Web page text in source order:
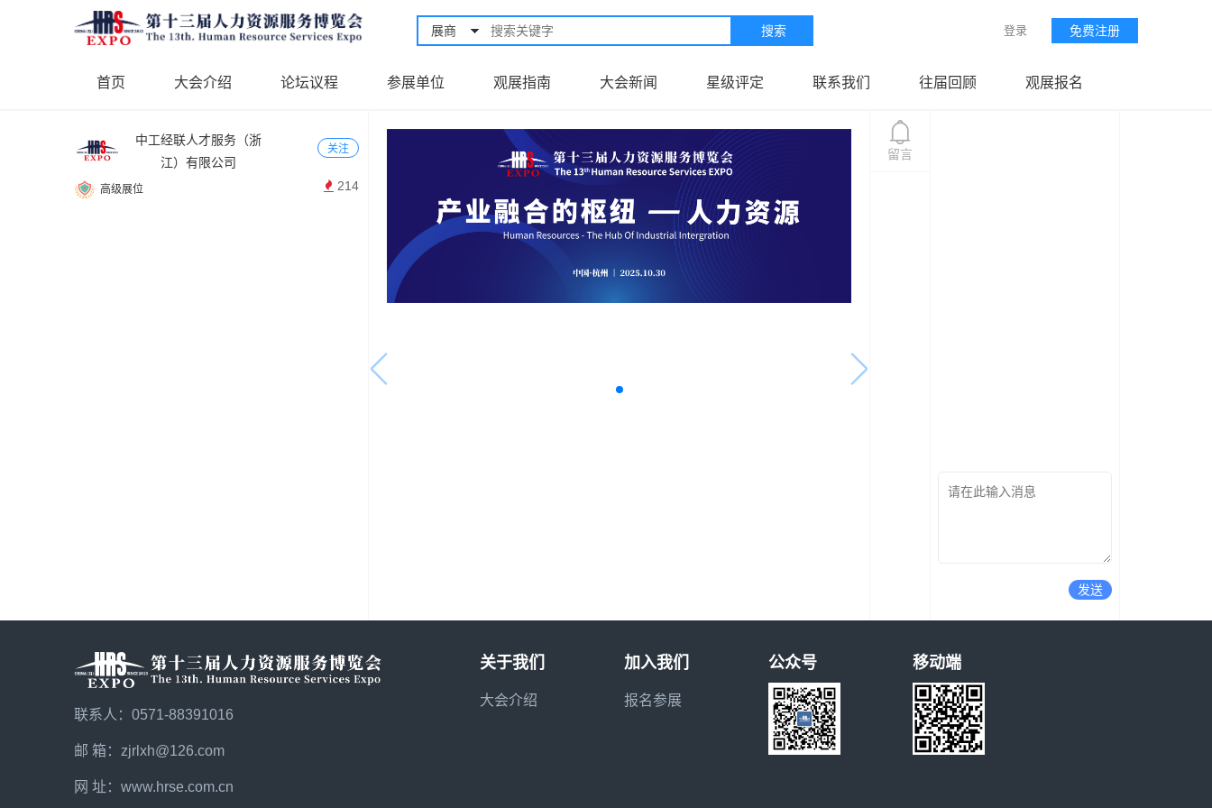
搜索
展商 登录 免费注册
首页 大会介绍 论坛议程 参展单位 观展指南 大会新闻 星级评定 联系我们 往届回顾 观展报名
中工经联人才服务（浙
江）有限公司
关注
高级展位 214
留言
发送
联系人：0571-88391016
邮 箱：zjrlxh@126.com
网 址： www.hrse.com.cn
关于我们
大会介绍
加入我们
报名参展
公众号 移动端